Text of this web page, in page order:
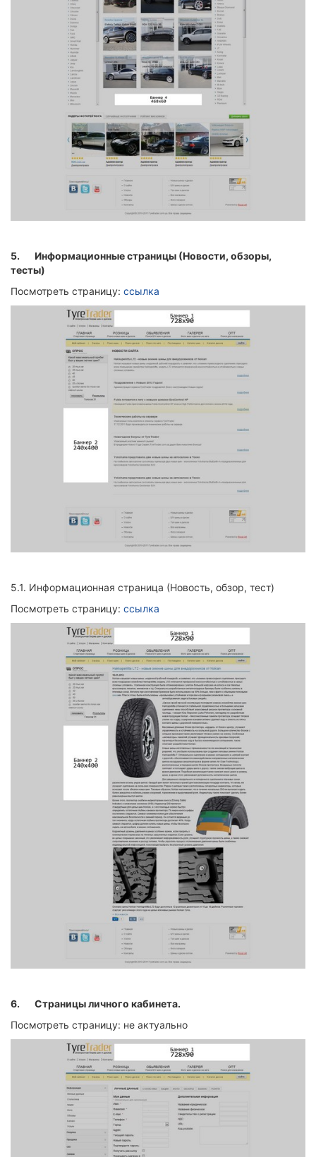
5. Информационные страницы (Новости, обзоры,
тесты)
Посмотреть страницу: ссылка
5.1. Информационная страница (Новость, обзор, тест)
Посмотреть страницу: ссылка
6. Страницы личного кабинета.
Посмотреть страницу: не актуально